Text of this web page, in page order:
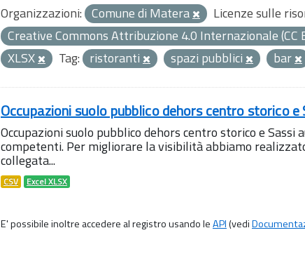
Organizzazioni: Comune di Matera
Licenze sulle
Creative Commons Attribuzione 4.0 Internazionale (CC
XLSX
Tag: ristoranti spazi pubblici bar
Occupazioni suolo pubblico dehors centro storico e
Occupazioni suolo pubblico dehors centro storico e
competenti. Per migliorare la visibilità abbiamo
collegata...
CSV Excel XLSX
E' possibile inoltre accedere al registro usando leAPI(vedi